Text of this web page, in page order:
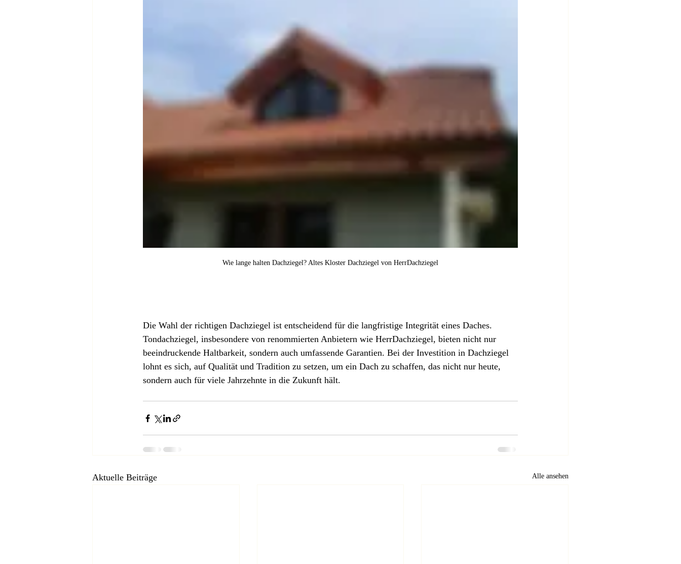
Wie lange halten Dachziegel? Altes Kloster Dachziegel von HerrDachziegel
Die Wahl der richtigen Dachziegel ist entscheidend für die langfristige Integrität eines Daches.
Tondachziegel, insbesondere von renommierten Anbietern wie HerrDachziegel, bieten nicht nur
beeindruckende Haltbarkeit, sondern auch umfassende Garantien. Bei der Investition in Dachziegel
lohnt es sich, auf Qualität und Tradition zu setzen, um ein Dach zu schaffen, das nicht nur heute,
sondern auch für viele Jahrzehnte in die Zukunft hält.
Aktuelle Beiträge Alle ansehen